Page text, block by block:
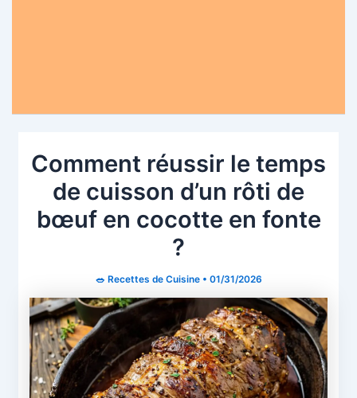
Comment réussir le temps
de cuisson d’un rôti de
bœuf en cocotte en fonte
?
🥗 Recettes de Cuisine• 01/31/2026